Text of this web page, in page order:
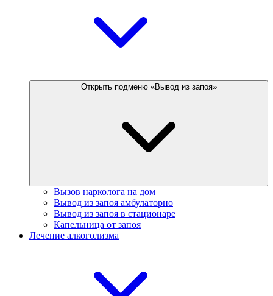
Открыть подменю «Вывод из запоя»
Вызов нарколога на дом
Вывод из запоя амбулаторно
Вывод из запоя в стационаре
Капельница от запоя
Лечение алкоголизма